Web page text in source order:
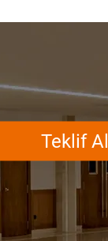
Teklif Al